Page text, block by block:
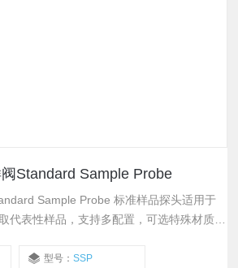
Standard Sample Probe
Sample Probe 标准样品探头适用于
代表性样品，支持多配置，可选特殊材质并
型号： SSP